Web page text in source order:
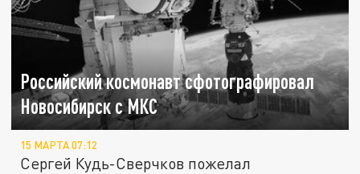
Российский космонавт сфотографировал
Новосибирск с МКС
15 МАРТА 07:12
Сергей Кудь-Сверчков пожелал